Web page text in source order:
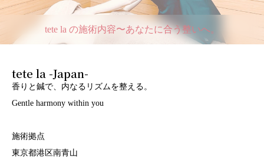
tete la の施術内容〜あなたに合う整いへ。
tete la -Japan-
香りと鍼で、内なるリズムを整える。
Gentle harmony within you
施術拠点
東京都港区南青山